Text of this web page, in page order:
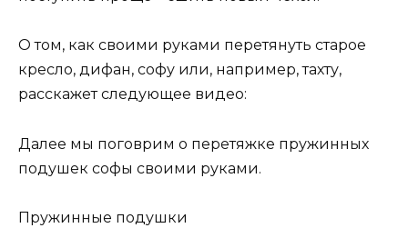
О том, как своими руками перетянуть старое
кресло, дифан, софу или, например, тахту,
расскажет следующее видео:
Далее мы поговрим о перетяжке пружинных
подушек софы своими руками.
Пружинные подушки